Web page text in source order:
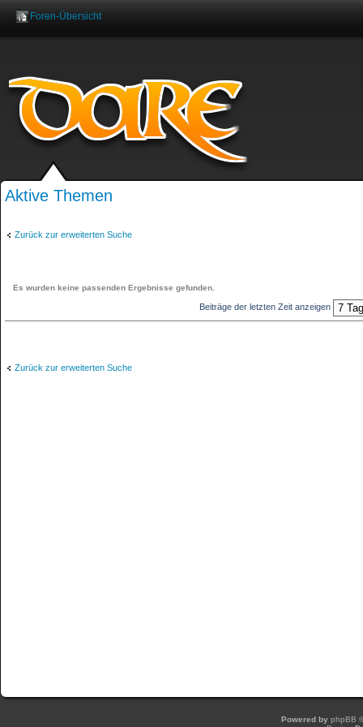
Foren-Übersicht
Aktive Themen
Zurück zur erweiterten Suche
Es wurden keine passenden Ergebnisse gefunden.
Beiträge der letzten Zeit anzeigen
Zurück zur erweiterten Suche
Powered by phpBB